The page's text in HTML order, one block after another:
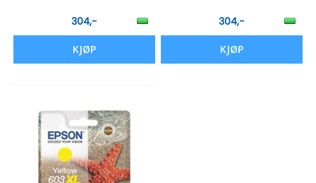
304,-
KJØP
304,-
KJØP